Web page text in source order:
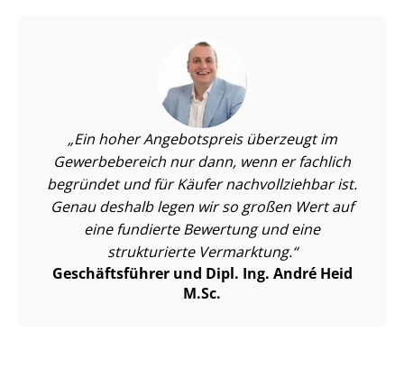
Ein hoher Angebotspreis überzeugt im
Gewerbebereich nur dann, wenn er fachlich
begründet und für Käufer nachvollziehbar ist.
Genau deshalb legen wir so großen Wert auf
eine fundierte Bewertung und eine
strukturierte Vermarktung.
Geschäftsführer und Dipl. Ing. André Heid
M.Sc.